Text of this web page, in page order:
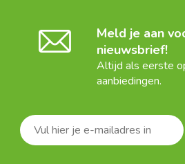
Meld je aan
nieuwsbrief!
Altijd als eerste
aanbiedingen.